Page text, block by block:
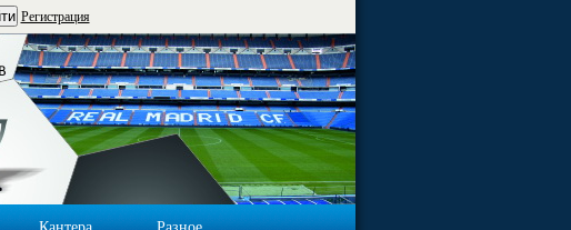
Регистрация